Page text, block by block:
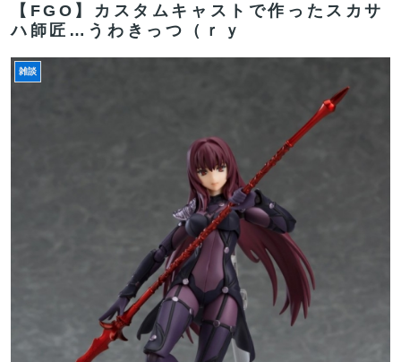
ームってあるんだっけ？
弾バッグSP」安倍元首相の悲劇や石破前首相も同環境
【FGO】まず宇宙進出が霊長譲ることに繋がるのが納得
【FGO】低レア強化はニッチな需要満たしていけ
【FGO】ティアマト Fate/GrandOrderのイラスト紹介
【FGO】セミラミス Fate/GrandOrderのイラスト紹介
【画像】日本を代表する大物漫画家、高市早苗と小泉進
【FGO】カスタムキャストで作ったスカサ
ハ師匠…うわきっつ（ｒｙ
雑談